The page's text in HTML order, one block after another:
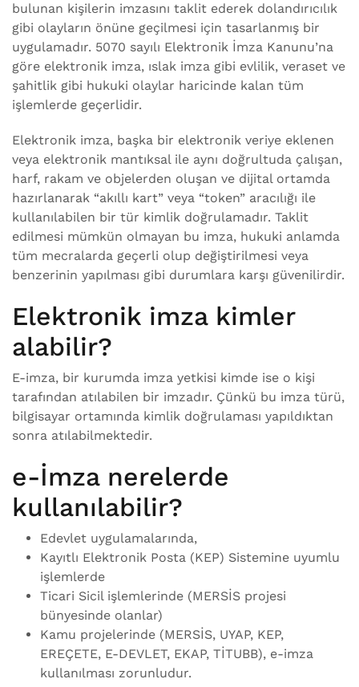
bulunan kişilerin imzasını taklit ederek dolandırıcılık
gibi olayların önüne geçilmesi için tasarlanmış bir
uygulamadır. 5070 sayılı Elektronik İmza Kanunu’na
göre elektronik imza, ıslak imza gibi evlilik, veraset ve
şahitlik gibi hukuki olaylar haricinde kalan tüm
işlemlerde geçerlidir.
Elektronik imza, başka bir elektronik veriye eklenen
veya elektronik mantıksal ile aynı doğrultuda çalışan,
harf, rakam ve objelerden oluşan ve dijital ortamda
hazırlanarak “akıllı kart” veya “token” aracılığı ile
kullanılabilen bir tür kimlik doğrulamadır. Taklit
edilmesi mümkün olmayan bu imza, hukuki anlamda
tüm mecralarda geçerli olup değiştirilmesi veya
benzerinin yapılması gibi durumlara karşı güvenilirdir.
Elektronik imza kimler
alabilir?
E-imza, bir kurumda imza yetkisi kimde ise o kişi
tarafından atılabilen bir imzadır. Çünkü bu imza türü,
bilgisayar ortamında kimlik doğrulaması yapıldıktan
sonra atılabilmektedir.
e-İmza nerelerde
kullanılabilir?
Edevlet uygulamalarında,
Kayıtlı Elektronik Posta (KEP) Sistemine uyumlu
işlemlerde
Ticari Sicil işlemlerinde (MERSİS projesi
bünyesinde olanlar)
Kamu projelerinde (MERSİS, UYAP, KEP,
EREÇETE, E-DEVLET, EKAP, TİTUBB), e-imza
kullanılması zorunludur.